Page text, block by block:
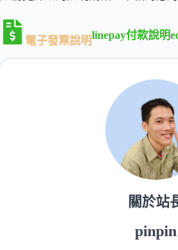
電子發票說明linepay付款說明
關於站
pinpin